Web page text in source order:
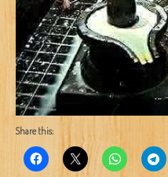
Share this: